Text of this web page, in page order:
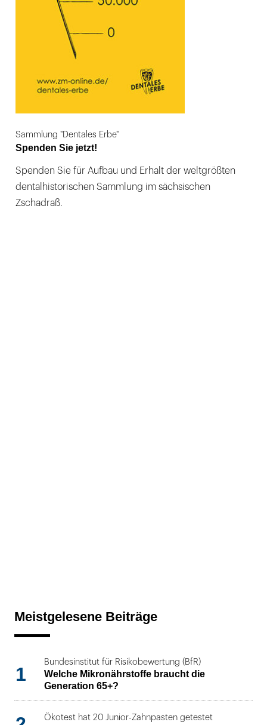
Sammlung "Dentales Erbe"
Spenden Sie jetzt!
Spenden Sie für Aufbau und Erhalt der weltgrößten
dentalhistorischen Sammlung im sächsischen
Zschadraß.
Meistgelesene Beiträge
1
Bundesinstitut für Risikobewertung (BfR)
Welche Mikronährstoffe braucht die
Generation 65+?
Ökotest hat 20 Junior-Zahnpasten getestet